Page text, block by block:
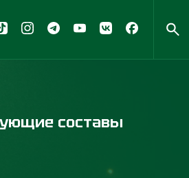
составы